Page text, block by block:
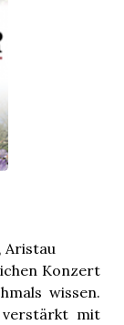
Aristau
Konzert
wissen.
mit